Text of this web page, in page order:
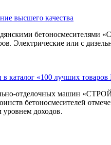
высшего качества
Электрические или с
каталог «100 лучших товаров
отделочных машин
бетоносмесителей
уровнем доходов.